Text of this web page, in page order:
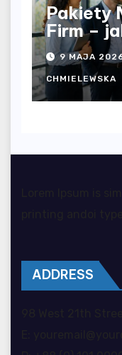
Pakiety
Firm –
opieka
wpływa
9 MAJA
CHMIELEWSKA
ADDRESS